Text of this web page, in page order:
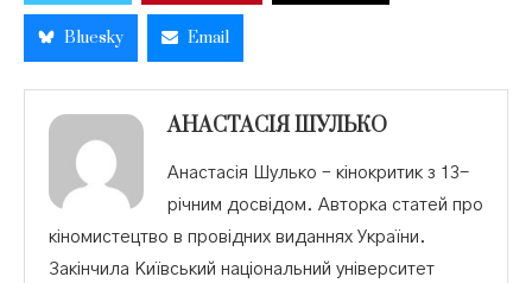
Bluesky Email
АНАСТАСІЯ ШУЛЬКО
Анастасія Шулько – кінокритик з 13-
річним досвідом. Авторка статей про
кіномистецтво в провідних виданнях України.
Закінчила Київський національний університет